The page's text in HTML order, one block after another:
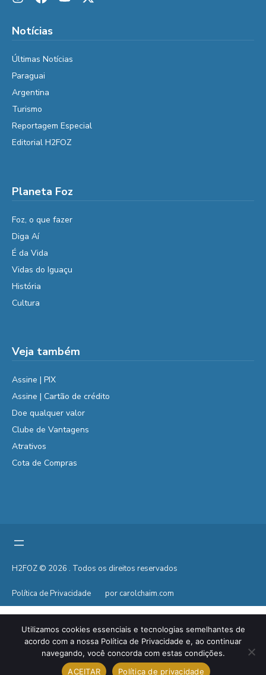
Notícias
Últimas Notícias
Paraguai
Argentina
Turismo
Reportagem Especial
Editorial H2FOZ
Planeta Foz
Foz, o que fazer
Diga Aí
É da Vida
Vidas do Iguaçu
História
Cultura
Veja também
Assine | PIX
Assine | Cartão de crédito
Doe qualquer valor
Clube de Vantagens
Atrativos
Cota de Compras
H2FOZ © 2026 . Todos os direitos reservados
Política de Privacidade por carolchaim.com
Utilizamos cookies essenciais e tecnologias semelhantes de
acordo com a nossa Política de Privacidade e, ao continuar
navegando, você concorda com estas condições.
ACEITAR
Política de privacidade